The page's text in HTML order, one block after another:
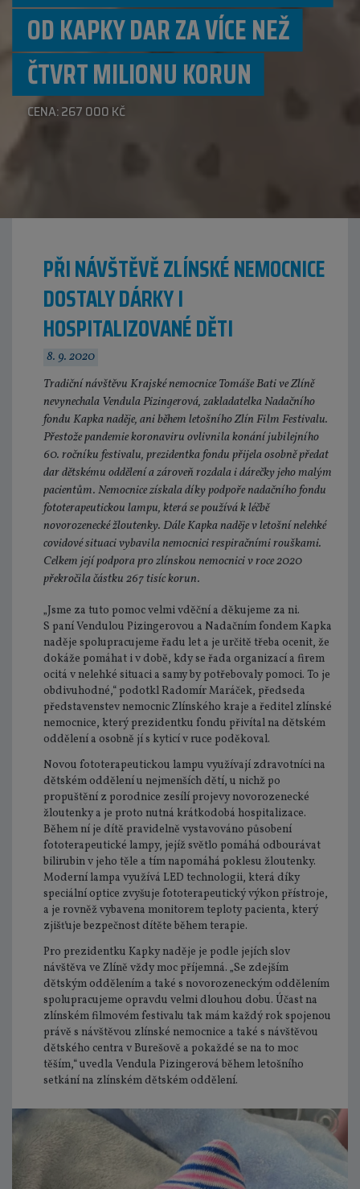
OD KAPKY DAR ZA VÍCE NEŽ
ČTVRT MILIONU KORUN
CENA: 267 000 KČ
PŘI NÁVŠTĚVĚ ZLÍNSKÉ NEMOCNICE
DOSTALY DÁRKY I
HOSPITALIZOVANÉ DĚTI
8. 9. 2020
Tradiční návštěvu Krajské nemocnice Tomáše Bati ve Zlíně
nevynechala Vendula Pizingerová, zakladatelka Nadačního
fondu Kapka naděje, ani během letošního Zlín Film Festivalu.
Přestože pandemie koronaviru ovlivnila konání jubilejního
60. ročníku festivalu, prezidentka fondu přijela osobně předat
dar dětskému oddělení a zároveň rozdala i dárečky jeho malým
pacientům. Nemocnice získala díky podpoře nadačního fondu
fototerapeutickou lampu, která se používá k léčbě
novorozenecké žloutenky. Dále Kapka naděje v letošní nelehké
covidové situaci vybavila nemocnici respiračními rouškami.
Celkem její podpora pro zlínskou nemocnici v roce 2020
překročila částku 267 tisíc korun.
„Jsme za tuto pomoc velmi vděční a děkujeme za ni.
S paní Vendulou Pizingerovou a Nadačním fondem Kapka
naděje spolupracujeme řadu let a je určitě třeba ocenit, že
dokáže pomáhat i v době, kdy se řada organizací a firem
ocitá v nelehké situaci a samy by potřebovaly pomoci. To je
obdivuhodné,“ podotkl Radomír Maráček, předseda
představenstev nemocnic Zlínského kraje a ředitel zlínské
nemocnice, který prezidentku fondu přivítal na dětském
oddělení a osobně jí s kyticí v ruce poděkoval.
Novou fototerapeutickou lampu využívají zdravotníci na
dětském oddělení u nejmenších dětí, u nichž po
propuštění z porodnice zesílí projevy novorozenecké
žloutenky a je proto nutná krátkodobá hospitalizace.
Během ní je dítě pravidelně vystavováno působení
fototerapeutické lampy, jejíž světlo pomáhá odbourávat
bilirubin v jeho těle a tím napomáhá poklesu žloutenky.
Moderní lampa využívá LED technologii, která díky
speciální optice zvyšuje fototerapeutický výkon přístroje,
a je rovněž vybavena monitorem teploty pacienta, který
zjišťuje bezpečnost dítěte během terapie.
Pro prezidentku Kapky naděje je podle jejích slov
návštěva ve Zlíně vždy moc příjemná. „Se zdejším
dětským oddělením a také s novorozeneckým oddělením
spolupracujeme opravdu velmi dlouhou dobu. Účast na
zlínském filmovém festivalu tak mám každý rok spojenou
právě s návštěvou zlínské nemocnice a také s návštěvou
dětského centra v Burešově a pokaždé se na to moc
těším,“ uvedla Vendula Pizingerová během letošního
setkání na zlínském dětském oddělení.